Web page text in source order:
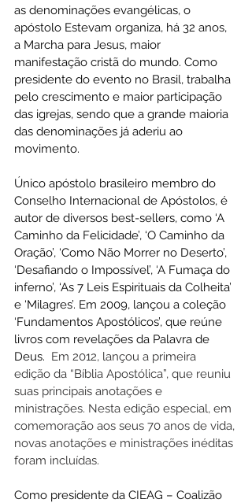
as denominações evangélicas, o
apóstolo Estevam organiza, há 32 anos,
a Marcha para Jesus, maior
manifestação cristã do mundo. Como
presidente do evento no Brasil, trabalha
pelo crescimento e maior participação
das igrejas, sendo que a grande maioria
das denominações já aderiu ao
movimento.
Único apóstolo brasileiro membro do
Conselho Internacional de Apóstolos, é
autor de diversos best-sellers, como ‘A
Caminho da Felicidade’, ‘O Caminho da
Oração’, ‘Como Não Morrer no Deserto’,
‘Desafiando o Impossível’, ‘A Fumaça do
inferno’, ‘As 7 Leis Espirituais da Colheita’
e ‘Milagres’. Em 2009, lançou a coleção
‘Fundamentos Apostólicos’, que reúne
livros com revelações da Palavra de
Deus. Em 2012, lançou a primeira
edição da “Bíblia Apostólica”, que reuniu
suas principais anotações e
ministrações. Nesta edição especial, em
comemoração aos seus 70 anos de vida,
novas anotações e ministrações inéditas
foram incluídas.
Como presidente da CIEAG – Coalizão